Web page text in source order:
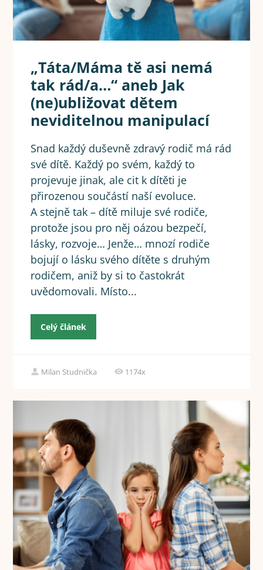
„Táta/Máma tě asi nemá
tak rád/a…“ aneb Jak
(ne)ubližovat dětem
neviditelnou manipulací
Snad každý duševně zdravý rodič má rád
své dítě. Každý po svém, každý to
projevuje jinak, ale cit k dítěti je
přirozenou součástí naší evoluce.
A stejně tak – dítě miluje své rodiče,
protože jsou pro něj oázou bezpečí,
lásky, rozvoje… Jenže… mnozí rodiče
bojují o lásku svého dítěte s druhým
rodičem, aniž by si to častokrát
uvědomovali. Místo...
Celý článek
Milan Studnička 1174x